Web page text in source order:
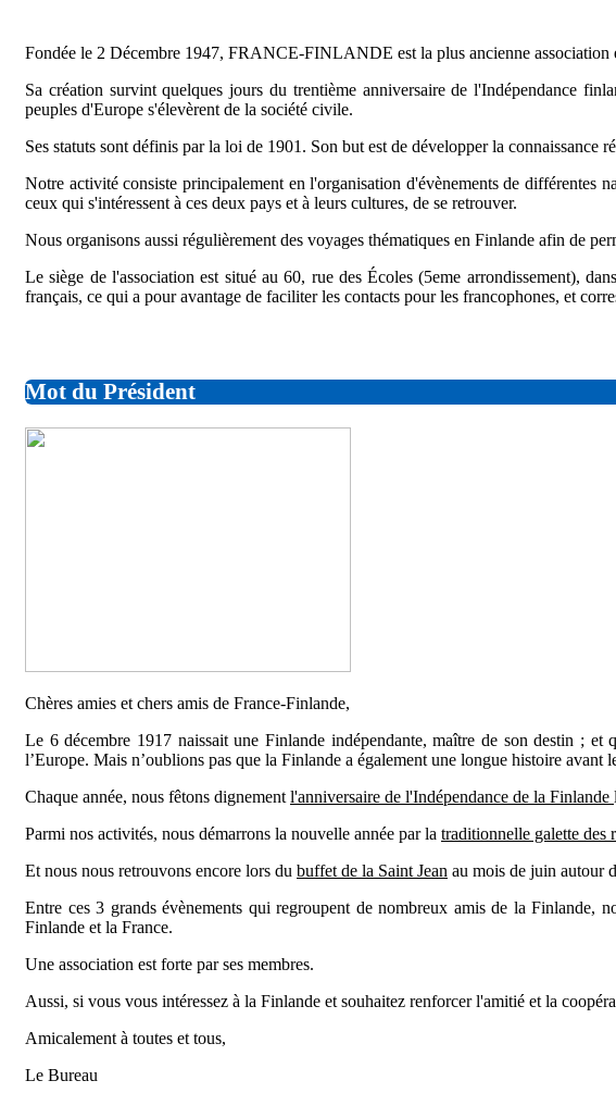
Fondée le 2 Décembre 1947, FRANCE-FINLANDE est la plus ancienne association
Sa création survint quelques jours du trentième anniversaire de l'Indépendance
peuples d'Europe s'élevèrent de la société civile.
Ses statuts sont définis par la loi de 1901. Son but est de développer la connaissance
Notre activité consiste principalement en l'organisation d'évènements de différentes
ceux qui s'intéressent à ces deux pays et à leurs cultures, de se retrouver.
Nous organisons aussi régulièrement des voyages thématiques en Finlande afin de
Le siège de l'association est situé au 60, rue des Écoles (5eme arrondissement),
français, ce qui a pour avantage de faciliter les contacts pour les francophones, et
Mot du Président
Chères amies et chers amis de France-Finlande,
Le 6 décembre 1917 naissait une Finlande indépendante, maître de son destin ;
l’Europe. Mais n’oublions pas que la Finlande a également une longue histoire avant
Chaque année, nous fêtons dignement l'anniversaire de l'Indépendance de la Finlande
Parmi nos activités, nous démarrons la nouvelle année par la traditionnelle galette des
Et nous nous retrouvons encore lors du buffet de la Saint Jean au mois de juin autour
Entre ces 3 grands évènements qui regroupent de nombreux amis de la Finlande,
Finlande et la France.
Une association est forte par ses membres.
Aussi, si vous vous intéressez à la Finlande et souhaitez renforcer l'amitié et la
Amicalement à toutes et tous,
Le Bureau